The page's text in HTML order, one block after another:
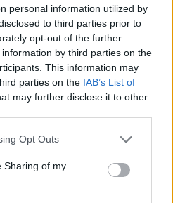
personal information utilized by
to third parties prior to
opt-out of the further
by third parties on the
This information may
parties on the IAB’s List of
may further disclose it to other
app uses one or more Google
behaviour. You may click to
and its third-party tags to
purposes in below Google
Opt Outs
Sharing of my